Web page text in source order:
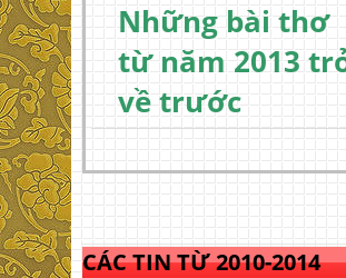
Những bài thơ
từ năm 2013
về trước
CÁC TIN TỪ 2010-2014